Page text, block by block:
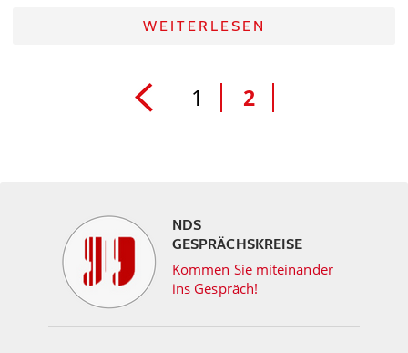
WEITERLESEN
1 2
NDS
GESPRÄCHSKREISE
Kommen Sie miteinander
ins Gespräch!